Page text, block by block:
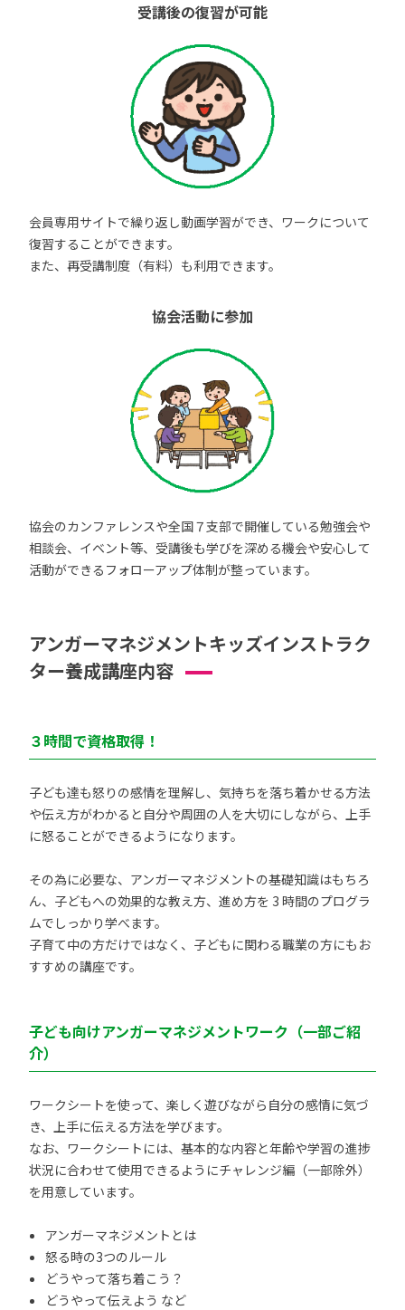
受講後の復習が可能
会員専用サイトで繰り返し動画学習ができ、ワークについて
復習することができます。
また、再受講制度（有料）も利用できます。
協会活動に参加
協会のカンファレンスや全国７支部で開催している勉強会や
相談会、イベント等、受講後も学びを深める機会や安心して
活動ができるフォローアップ体制が整っています。
アンガーマネジメントキッズインストラク
ター養成講座内容
３時間で資格取得！
子ども達も怒りの感情を理解し、気持ちを落ち着かせる方法
や伝え方がわかると自分や周囲の人を大切にしながら、上手
に怒ることができるようになります。
その為に必要な、アンガーマネジメントの基礎知識はもちろ
ん、子どもへの効果的な教え方、進め方を 3 時間のプログラ
ムでしっかり学べます。
子育て中の方だけではなく、子どもに関わる職業の方にもお
すすめの講座です。
子ども向けアンガーマネジメントワーク（一部ご紹
介）
ワークシートを使って、楽しく遊びながら自分の感情に気づ
き、上手に伝える方法を学びます。
なお、ワークシートには、基本的な内容と年齢や学習の進捗
状況に合わせて使用できるようにチャレンジ編（一部除外）
を用意しています。
アンガーマネジメントとは
怒る時の3つのルール
どうやって落ち着こう？
どうやって伝えよう など